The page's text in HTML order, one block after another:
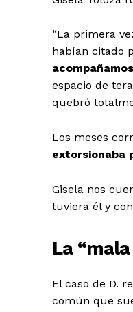
“La primera
habían citado
espacio de
quebró
Los meses
extorsionaba
Gisela nos
tuviera él y
La
El caso de D.
común que